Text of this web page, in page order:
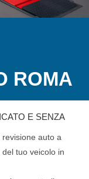
ROMA
E SENZA
revisione auto a
tuo veicolo in